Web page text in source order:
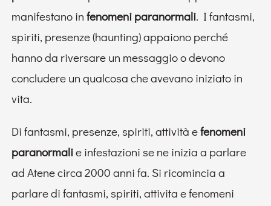
manifestano infenomeni paranormali. I fantasmi,
spiriti, presenze (haunting) appaiono perché
hanno da riversare un messaggio o devono
concludere un qualcosa che avevano iniziato in
vita.
Di fantasmi, presenze, spiriti, attività efenomeni
paranormalie infestazioni se ne inizia a parlare
ad Atene circa 2000 anni fa. Si ricomincia a
parlare di fantasmi, spiriti, attivita e fenomeni